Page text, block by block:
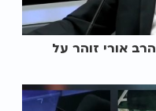
אורי זוהר על